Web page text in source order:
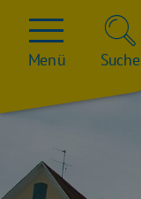
Menü Suche